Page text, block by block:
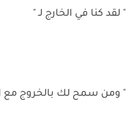
" لقد كنا في الخارج لـ "
" ومن سمح لك بالخروج مع